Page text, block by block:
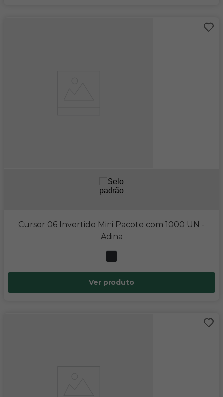
Cursor 06 Invertido Mini Pacote com 1000 UN -
Adina
Ver produto